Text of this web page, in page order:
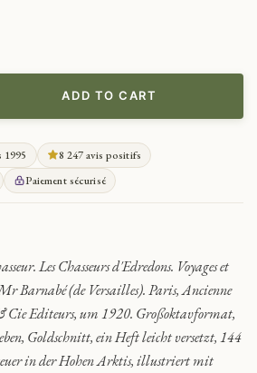
ADD TO CART
8 247 avis positifs
Paiement sécurisé
Les Chasseurs d'Edredons. Voyages et
Barnabé (de Versailles). Paris, Ancienne
Editeurs, um 1920. Großoktavformat,
Goldschnitt, ein Heft leicht versetzt, 144
in der Hohen Arktis, illustriert mit